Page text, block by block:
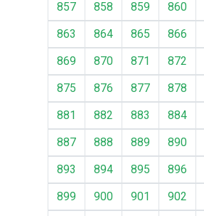
857
858 859 860
863
864 865 866
869
870 871 872
875
876 877 878
881
882 883 884
887
888 889 890
893
894 895 896
899
900 901 902